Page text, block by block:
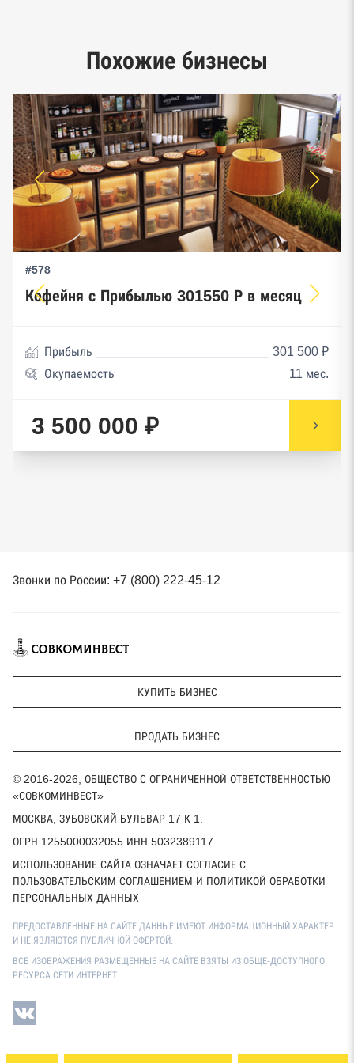
предпринимательства ФНС
Похожие бизнесы
#578
Кофейня с Прибылью 301550 Р в месяц
Прибыль
301 500 ₽
Окупаемость
11 мес.
3 500 000 ₽
Звонки по России: +7 (800) 222-45-12
КУПИТЬ БИЗНЕС
ПРОДАТЬ БИЗНЕС
© 2016-2026, ОБЩЕСТВО С ОГРАНИЧЕННОЙ ОТВЕТСТВЕННОСТЬЮ
«СОВКОМИНВЕСТ»
МОСКВА, ЗУБОВСКИЙ БУЛЬВАР 17 К 1.
ОГРН 1255000032055 ИНН 5032389117
ИСПОЛЬЗОВАНИЕ САЙТА ОЗНАЧАЕТ СОГЛАСИЕ С
ПОЛЬЗОВАТЕЛЬСКИМ СОГЛАШЕНИЕМ И ПОЛИТИКОЙ ОБРАБОТКИ
ПЕРСОНАЛЬНЫХ ДАННЫХ
ПРЕДОСТАВЛЕННЫЕ НА САЙТЕ ДАННЫЕ ИМЕЮТ ИНФОРМАЦИОННЫЙ ХАРАКТЕР
И НЕ ЯВЛЯЮТСЯ ПУБЛИЧНОЙ ОФЕРТОЙ.
ВСЕ ИЗОБРАЖЕНИЯ РАЗМЕЩЕННЫЕ НА САЙТЕ ВЗЯТЫ ИЗ ОБЩЕ-ДОСТУПНОГО
РЕСУРСА СЕТИ ИНТЕРНЕТ.